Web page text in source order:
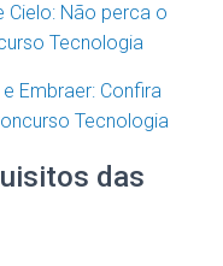
Cielo: Não perca o
Tecnologia
Embraer: Confira
Tecnologia
das